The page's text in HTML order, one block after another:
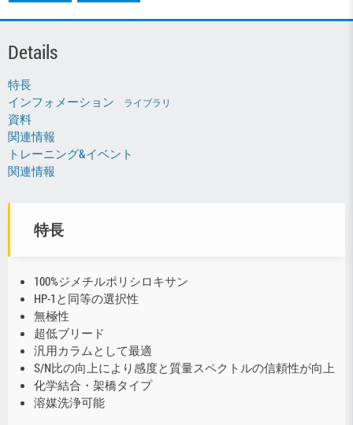
Details
特長
インフォメーション
ライブラリ
資料
関連情報
トレーニング&イベント
関連情報
特長
100%ジメチルポリシロキサン
HP-1と同等の選択性
無極性
超低ブリード
汎用カラムとして最適
S/N比の向上により感度と質量スペクトルの信頼性が向上
化学結合・架橋タイプ
溶媒洗浄可能